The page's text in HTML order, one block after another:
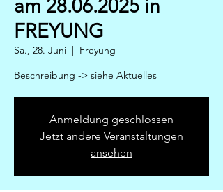
am 28.06.2025 in
FREYUNG
Sa., 28. Juni
  |
Freyung
Beschreibung -> siehe Aktuelles
Anmeldung geschlossen
Jetzt andere Veranstaltungen
ansehen